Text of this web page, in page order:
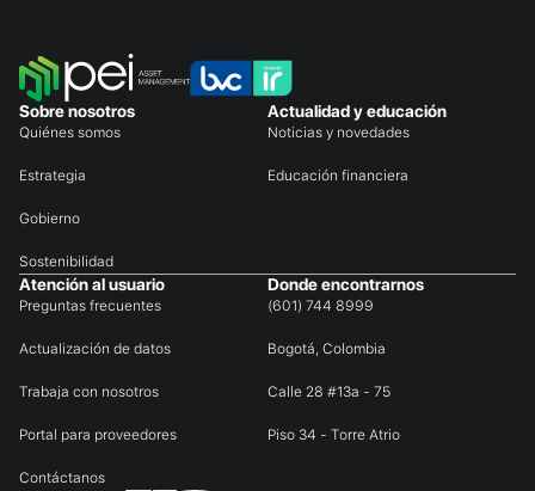
Sobre nosotros
Quiénes somos
Estrategia
Gobierno
Sostenibilidad
Actualidad y educación
Noticias y novedades
Educación financiera
Atención al usuario
Preguntas frecuentes
Actualización de datos
Trabaja con nosotros
Portal para proveedores
Contáctanos
Donde encontrarnos
(601) 744 8999
Bogotá, Colombia
Calle 28 #13a - 75
Piso 34 - Torre Atrio